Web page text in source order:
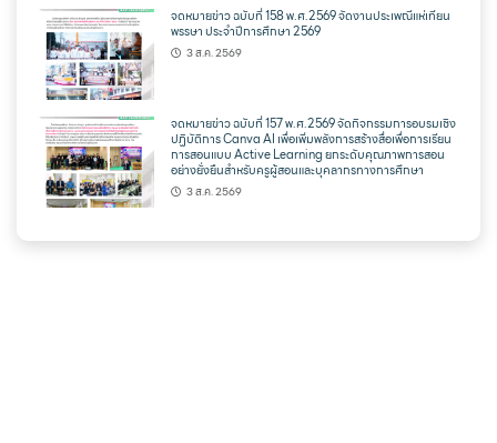
จดหมายข่าว ฉบับที่ 158 พ.ศ.2569 จัดงานประเพณีแห่เทียน
พรรษา ประจำปีการศึกษา 2569
3 ส.ค. 2569
จดหมายข่าว ฉบับที่ 157 พ.ศ.2569 จัดกิจกรรมการอบรมเชิง
ปฏิบัติการ Canva AI เพื่อเพิ่มพลังการสร้างสื่อเพื่อการเรียน
การสอนแบบ Active Learning ยกระดับคุณภาพการสอน
อย่างยั่งยืนสำหรับครูผู้สอนและบุคลากรทางการศึกษา
3 ส.ค. 2569